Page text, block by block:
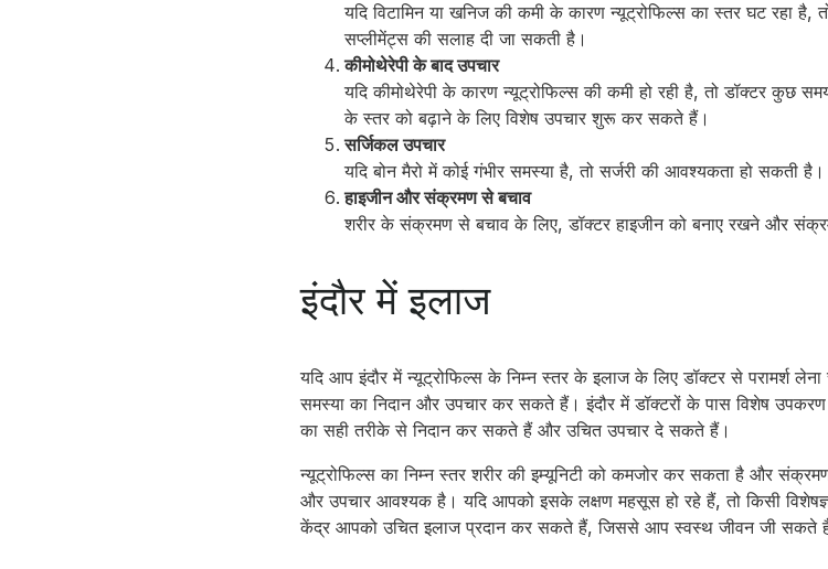
यदि विटामिन या खनिज की कमी के कारण न्यूट्रोफिल्स का स्तर घट रहा
सप्लीमेंट्स की सलाह दी जा सकती है।
कीमोथेरेपी के बाद उपचार
यदि कीमोथेरेपी के कारण न्यूट्रोफिल्स की कमी हो रही है, तो डॉक्टर कुछ
के स्तर को बढ़ाने के लिए विशेष उपचार शुरू कर सकते हैं।
सर्जिकल उपचार
यदि बोन मैरो में कोई गंभीर समस्या है, तो सर्जरी की आवश्यकता हो सकती है।
हाइजीन और संक्रमण से बचाव
शरीर के संक्रमण से बचाव के लिए, डॉक्टर हाइजीन को बनाए रखने और
इंदौर में इलाज
यदि आप इंदौर में न्यूट्रोफिल्स के निम्न स्तर के इलाज के लिए डॉक्टर से परामर्श
समस्या का निदान और उपचार कर सकते हैं। इंदौर में डॉक्टरों के पास विशेष
का सही तरीके से निदान कर सकते हैं और उचित उपचार दे सकते हैं।
न्यूट्रोफिल्स का निम्न स्तर शरीर की इम्यूनिटी को कमजोर कर सकता है और
और उपचार आवश्यक है। यदि आपको इसके लक्षण महसूस हो रहे हैं, तो किसी विशेषज्ञ
केंद्र आपको उचित इलाज प्रदान कर सकते हैं, जिससे आप स्वस्थ जीवन जी सकते